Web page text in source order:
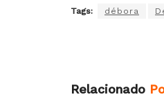
Tags: débora
Relacionado